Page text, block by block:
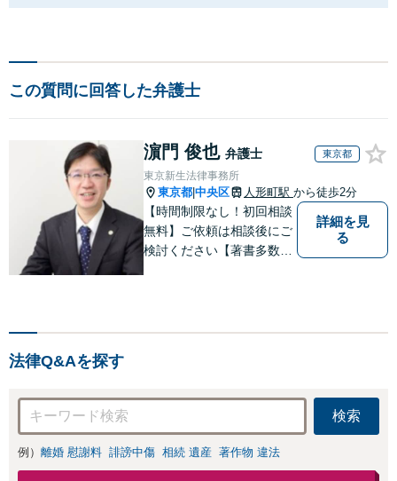
この質問に回答した弁護士
濵門 俊也 弁護士 東京都
東京新生法律事務所
東京都 中央区 人形町駅 から徒歩2分
【時間制限なし！初回相談
無料】ご依頼は相談後にご
検討ください【著書多数】
詳細を見
る
法律Q&Aを探す
検索
例） 離婚 慰謝料 誹謗中傷 相続 遺産 著作物 違法